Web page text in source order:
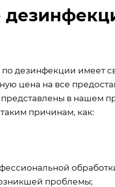
дезинфекции имеет
цена на все
в нашем
причинам, как:
проблемы;